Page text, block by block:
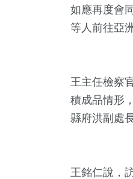
如應再度會
等人前往亞
王主任檢察
積成品情形
縣府洪副處
王銘仁說，